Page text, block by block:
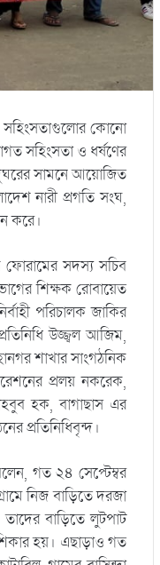
সহিংসতাগুলোর কোনো
সহিংসতা ও ধর্ষণের
সামনে আয়োজিত
নারী প্রগতি সংঘ,
করে।
ফোরামের সদস্য সচিব
শিক্ষক রোবায়েত
পরিচালক জাকির
উজ্জ্বল আজিম,
শাখার সাংগঠনিক
প্রলয় নকরেক,
হক, বাগাছাস এর
প্রতিনিধিবৃন্দ।
গত ২৪ সেপ্টেম্বর
নিজ বাড়িতে দরজা
তাদের বাড়িতে লুটপাট
হয়। এছাড়াও গত